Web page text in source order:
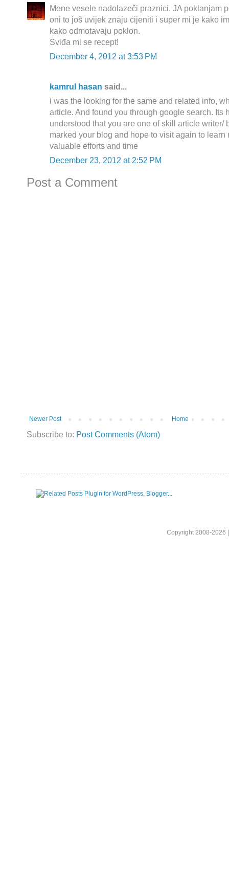
Mene vesele nadolazeči praznici. JA poklanjam
oni to još uvijek znaju cijeniti i super mi je kako
kako odmotavaju poklon.
Sviđa mi se recept!
December 4, 2012 at 3:53 PM
kamrul hasan said...
i was the looking for the same and related info,
article. And found you through google search. Its
understood that you are one of skill article writer/
marked your blog and hope to visit again to learn
valuable efforts and time
December 23, 2012 at 2:52 PM
Post a Comment
Newer Post Home
Subscribe to: Post Comments (Atom)
Copyright 2008-2026